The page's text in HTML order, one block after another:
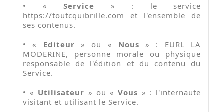
•
« Service » : le service
https://toutcquibrille.com et l'ensemble de
ses contenus.
•
« Editeur » ou « Nous » : EURL LA
MODERINE, personne morale ou physique
responsable de l'édition et du contenu du
Service.
• « Utilisateur » ou «Vous » : l'internaute
visitant et utilisant le Service.